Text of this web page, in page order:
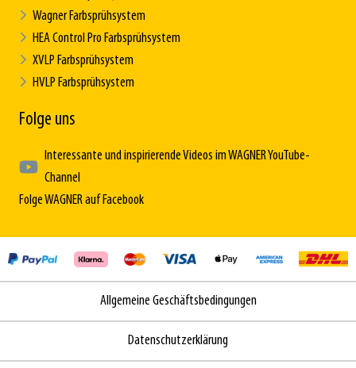
Wagner Farbsprühsystem
HEA Control Pro Farbsprühsystem
XVLP Farbsprühsystem
HVLP Farbsprühsystem
Folge uns
Interessante und inspirierende Videos im WAGNER YouTube-
Channel
Folge WAGNER auf Facebook
Allgemeine Geschäftsbedingungen
Datenschutzerklärung